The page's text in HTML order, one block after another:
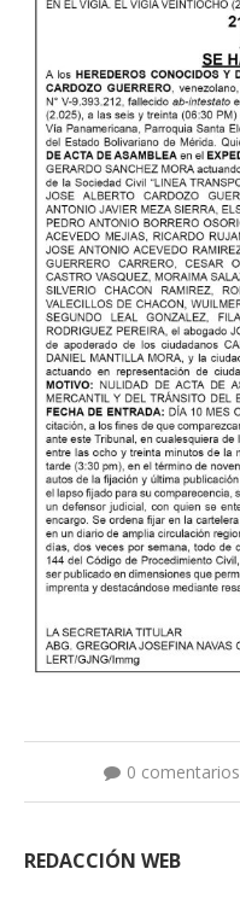
0 comentarios
REDACCIÓN WEB